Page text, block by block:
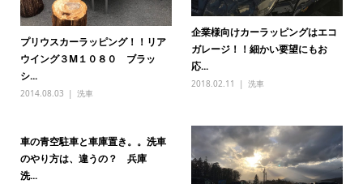
プリウスカーラッピング！！リア
ウイング３M１０８０ ブラッ
シ...
2014.08.03 洗車
企業様向けカーラッピングはエコ
ガレージ！！細かい要望にもお
応...
2018.02.11 洗車
車の青空駐車と車庫置き。。洗車
のやり方は、違うの？ 兵庫
洗...